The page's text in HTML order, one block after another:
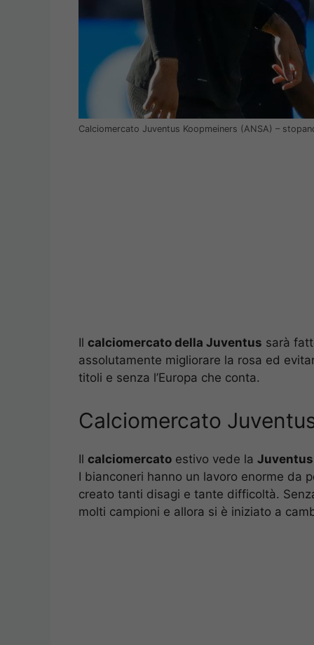
Calciomercato Juventus Koopmeiners (ANSA) –
Il calciomercato della Juventus sarà
assolutamente migliorare la rosa ed
titoli e senza l’Europa che conta.
Calciomercato
Il calciomercato estivo vede la Juventus
I bianconeri hanno un lavoro enorme da
creato tanti disagi e tante difficoltà.
molti campioni e allora si è iniziato a